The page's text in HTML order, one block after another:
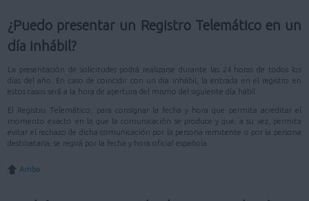
¿Puedo presentar un Registro Telemático en un
día inhábil?
La presentación de solicitudes podrá realizarse durante las 24 horas de todos los
días del año. En caso de coincidir con un día inhábil, la entrada en el registro en
estos casos será a la hora de apertura del mismo del siguiente día hábil.
El Registro Telemático, para consignar la fecha y hora que permita acreditar el
momento exacto en la que la comunicación se produce y que, a su vez, permita
evitar el rechazo de dicha comunicación por la persona remitente o por la persona
destinataria, se regirá por la fecha y hora oficial española.
Arriba